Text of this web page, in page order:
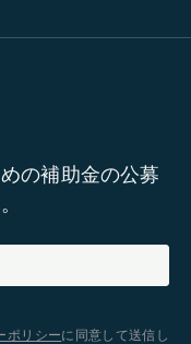
の補助金の公募
ポリシーに同意して送信し